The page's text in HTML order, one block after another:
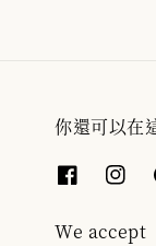
你還可以在
We accept